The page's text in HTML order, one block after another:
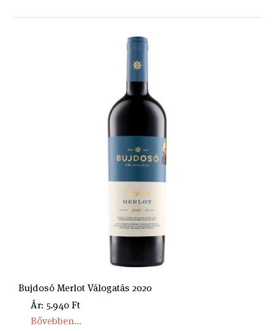
Bujdosó Merlot Válogatás 2020
Ár: 5.940 Ft
Bővebben...